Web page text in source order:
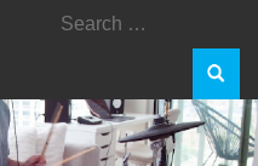
Search